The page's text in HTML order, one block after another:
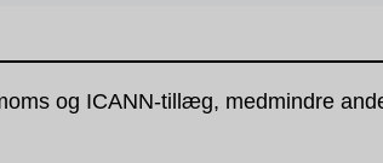
og ICANN-tillæg, medmindre